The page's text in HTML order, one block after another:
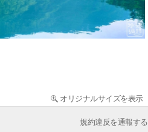
オリジナルサイズを表示
規約違反を通報する